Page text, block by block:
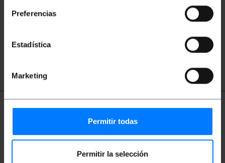
Preferencias
Estadística
Marketing
Permitir todas
Permitir la selección
Regarder vidéo
Termes techniques
Impédance